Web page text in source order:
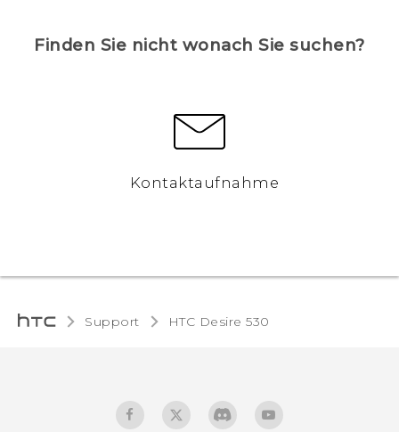
Finden Sie nicht wonach Sie suchen?
Kontaktaufnahme
Support HTC Desire 530‎